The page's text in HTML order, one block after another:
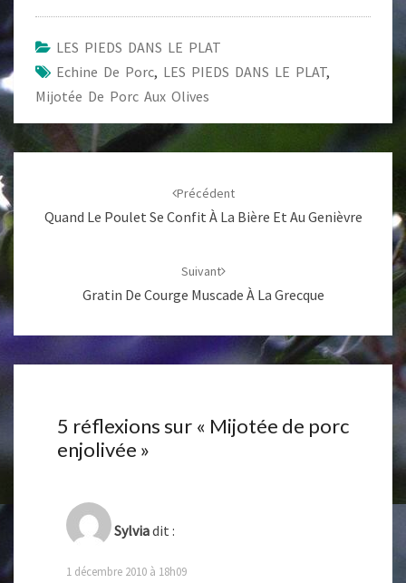
LES PIEDS DANS LE PLAT
Echine De Porc, LES PIEDS DANS LE PLAT,
Mijotée De Porc Aux Olives
Navigation
Précédent
Quand Le Poulet Se Confit À La Bière Et Au Genièvre
Suivant
Gratin De Courge Muscade À La Grecque
5 réflexions sur « Mijotée de porc
enjolivée »
Sylviadit :
1 décembre 2010 à 18h09